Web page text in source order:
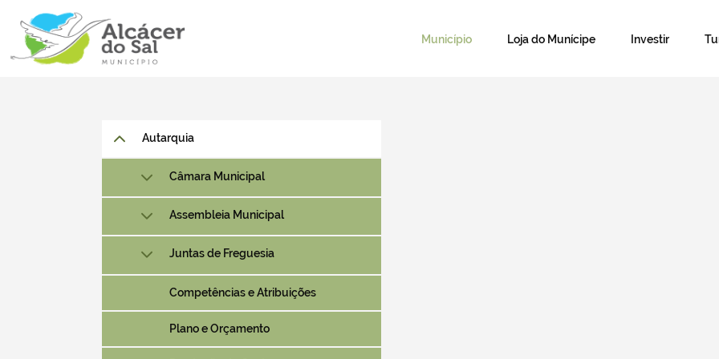
Município Loja do Munícipe Investir
Autarquia
Câmara Municipal
Assembleia Municipal
Juntas de Freguesia
Competências e Atribuições
Plano e Orçamento